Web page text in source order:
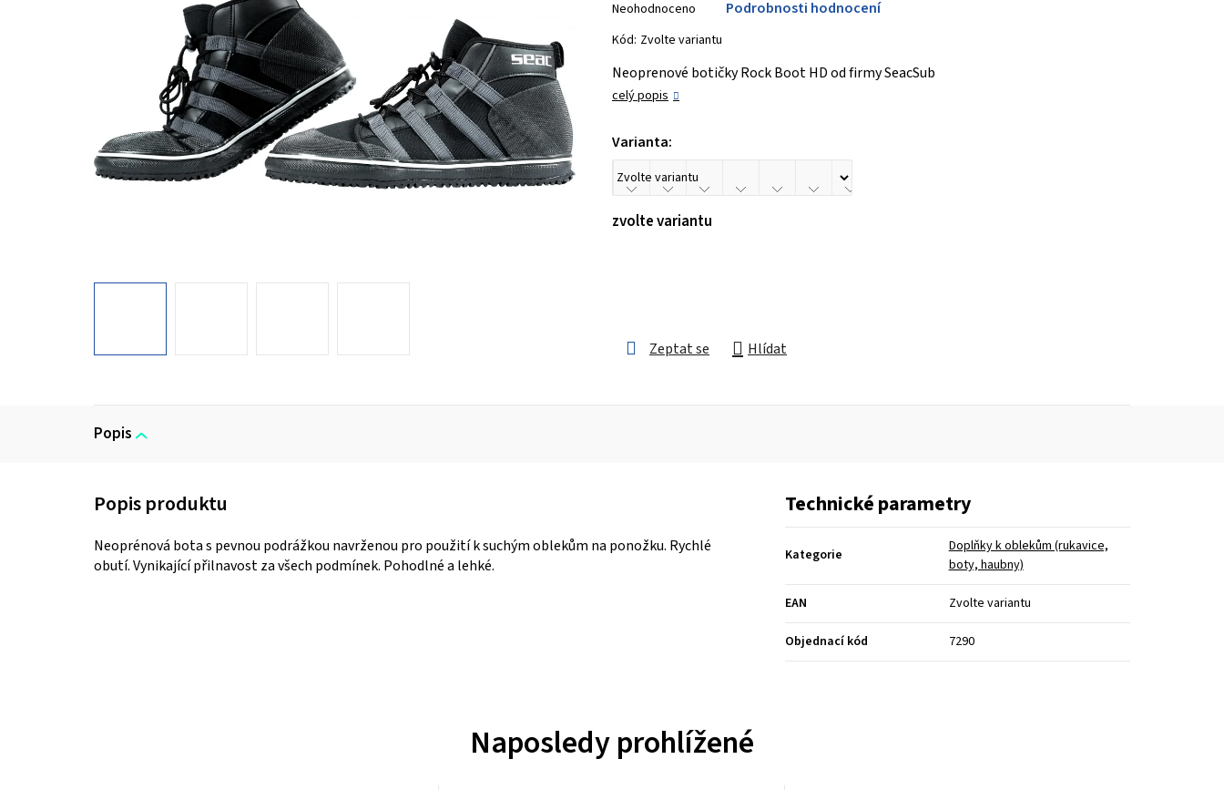
hodnocení
produktu
0,0
z 5
Neohodnoceno Podrobnosti hodnocení
Kód: Zvolte variantu
Neoprenové botičky Rock Boot HD od firmy SeacSub
celý popis
Varianta:
zvolte variantu
Zeptat se Hlídat
Popis
Neoprénová bota s pevnou podrážkou navrženou pro použití k suchým oblekům na ponožku. Rychlé
obutí. Vynikající přilnavost za všech podmínek. Pohodlné a lehké.
Technické parametry
Kategorie
Doplňky k oblekům (rukavice,
boty, haubny)
EAN Zvolte variantu
Objednací kód 7290
Naposledy prohlížené